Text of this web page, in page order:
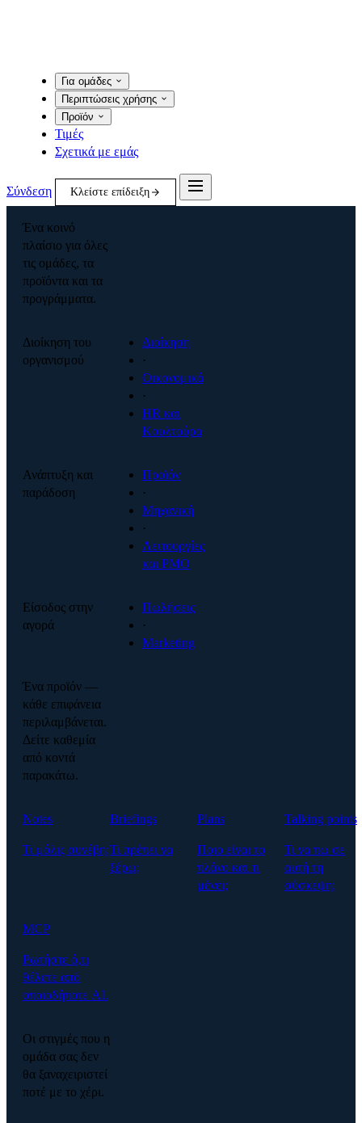
Για ομάδες
Περιπτώσεις χρήσης
Προϊόν
Τιμές
Σχετικά με εμάς
Σύνδεση Κλείστε επίδειξη
Ένα κοινό
πλαίσιο για όλες
τις ομάδες, τα
προϊόντα και τα
προγράμματα.
Διοίκηση του
οργανισμού
Διοίκηση
·
Οικονομικά
·
HR και
Κουλτούρα
Ανάπτυξη και
παράδοση
Προϊόν
·
Μηχανική
·
Λειτουργίες
και PMO
Είσοδος στην
αγορά
Πωλήσεις
·
Marketing
Ένα προϊόν —
κάθε επιφάνεια
περιλαμβάνεται.
Δείτε καθεμία
από κοντά
παρακάτω.
Notes
Τι μόλις συνέβη;
Briefings
Τι πρέπει να
ξέρω;
Plans
Ποιο είναι το
πλάνο και τι
μένει;
Talking points
Τι να πω σε
αυτή τη
σύσκεψη;
MCP
Ρωτήστε ό,τι
θέλετε από
οποιοδήποτε AI.
Οι στιγμές που η
ομάδα σας δεν
θα ξαναχειριστεί
ποτέ με το χέρι.